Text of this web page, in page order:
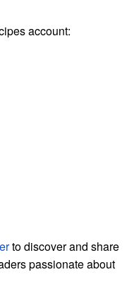
account:
to discover and share
passionate about